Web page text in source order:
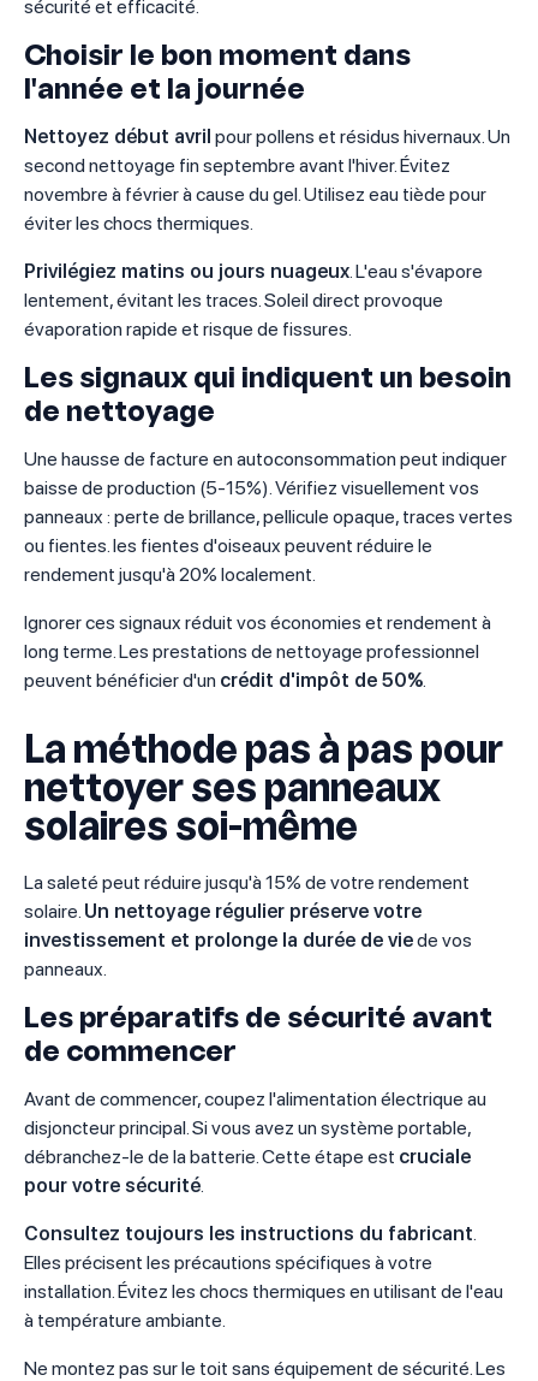
sécurité et efficacité.
Choisir le bon moment dans
l'année et la journée
Nettoyez début avril pour pollens et résidus hivernaux. Un
second nettoyage fin septembre avant l'hiver. Évitez
novembre à février à cause du gel. Utilisez eau tiède pour
éviter les chocs thermiques.
Privilégiez matins ou jours nuageux . L'eau s'évapore
lentement, évitant les traces. Soleil direct provoque
évaporation rapide et risque de fissures.
Les signaux qui indiquent un besoin
de nettoyage
Une hausse de facture en autoconsommation peut indiquer
baisse de production (5-15%). Vérifiez visuellement vos
panneaux : perte de brillance, pellicule opaque, traces vertes
ou fientes. les fientes d'oiseaux peuvent réduire le
rendement jusqu'à 20% localement.
Ignorer ces signaux réduit vos économies et rendement à
long terme. Les prestations de nettoyage professionnel
peuvent bénéficier d'un crédit d'impôt de 50%
La méthode pas à pas pour
nettoyer ses panneaux
solaires soi-même
La saleté peut réduire jusqu'à 15% de votre rendement
solaire. Un nettoyage régulier préserve votre
investissement et prolonge la durée de viede vos
panneaux.
Les préparatifs de sécurité avant
de commencer
Avant de commencer, coupez l'alimentation électrique au
disjoncteur principal. Si vous avez un système portable,
débranchez-le de la batterie. Cette étape est cruciale
pour votre sécurité
Consultez toujours les instructions du fabricant
Elles précisent les précautions spécifiques à votre
installation. Évitez les chocs thermiques en utilisant de l'eau
à température ambiante.
Ne montez pas sur le toit sans équipement de sécurité. Les